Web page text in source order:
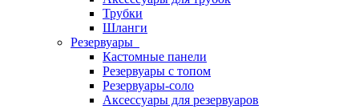
Трубки
Шланги
Резервуары
Кастомные панели
Резервуары с топом
Резервуары-соло
Аксессуары для резервуаров